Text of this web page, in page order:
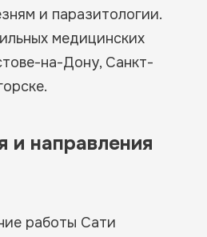
и паразитологии.
медицинских
на-Дону, Санкт-
и направления
работы Сати